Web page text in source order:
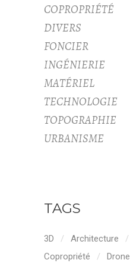
COPROPRIÉTÉ
DIVERS
FONCIER
INGÉNIERIE
MATÉRIEL
TECHNOLOGIE
TOPOGRAPHIE
URBANISME
TAGS
3D Architecture
Copropriété
Drone